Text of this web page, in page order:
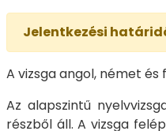
Jelentkezési
A vizsga angol, német
Az alapszintű
részből áll. A vizsga